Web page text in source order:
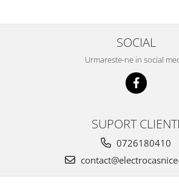
SOCIAL
Urmareste-ne in social
SUPORT CLIENTI
0726180410